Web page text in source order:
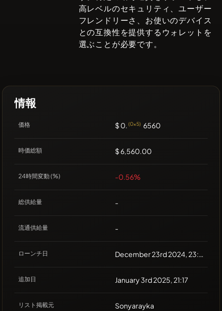
高レベルのセキュリティ、ユーザー
フレンドリーさ、お使いのデバイス
との互換性を提供するウォレットを
選ぶことが必要です。
情報
価格 $ 0. (0x5) 6560
時価総額 $ 6,560.00
24時間変動 (%) -0.56%
総供給量 -
流通供給量 -
ローンチ日 December 23rd 2024, 23:21
追加日 January 3rd 2025, 21:17
リスト掲載元 Sonyarayka